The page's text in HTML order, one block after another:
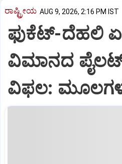
ರಾಷ್ಟ್ರೀಯ AUG 9, 2026, 2:16 PM IST
ಫುಕೆಟ್‌-ದೆಹಲಿ
ವಿಮಾನದ
ವಿಫಲ: